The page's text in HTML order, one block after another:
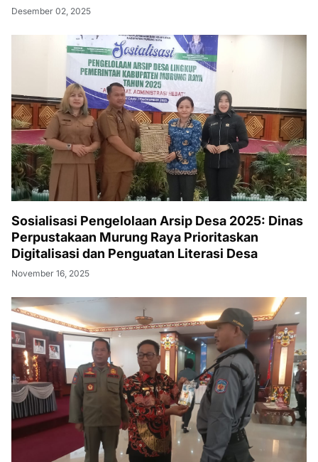
Desember 02, 2025
Sosialisasi Pengelolaan Arsip Desa 2025: Dinas
Perpustakaan Murung Raya Prioritaskan
Digitalisasi dan Penguatan Literasi Desa
November 16, 2025